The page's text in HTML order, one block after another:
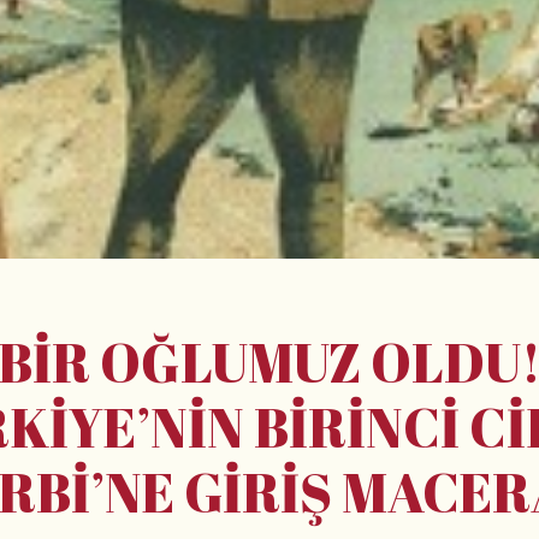
OĞLUMUZ
BİRİNCİ
GİRİŞ